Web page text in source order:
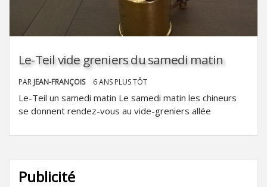
Le-Teil vide greniers du samedi matin
PAR JEAN-FRANÇOIS 6 ANS PLUS TÔT
Le-Teil un samedi matin Le samedi matin les chineurs
se donnent rendez-vous au vide-greniers allée
Publicité